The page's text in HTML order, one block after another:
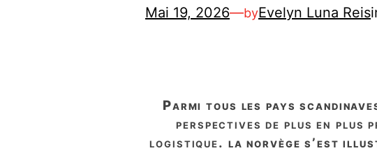
Mai 19, 2026—byEvelyn Luna Reis
parmi tous les pays
perspectives de plus en plus
logistique. la norvège s’est